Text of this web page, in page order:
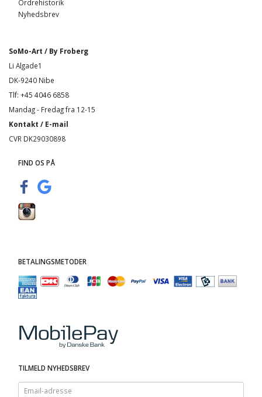
Ordrehistorik
Nyhedsbrev
SoMo-Art / By Froberg
Li Algade1
DK-9240 Nibe
Tlf: +45 4046 6858
Mandag - Fredag fra 12-15
Kontakt / E-mail
CVR DK29030898
FIND OS PÅ
BETALINGSMETODER
TILMELD NYHEDSBREV
Email-